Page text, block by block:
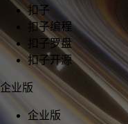
扣子
扣子编程
扣子罗盘
扣子开源
企业版
企业版